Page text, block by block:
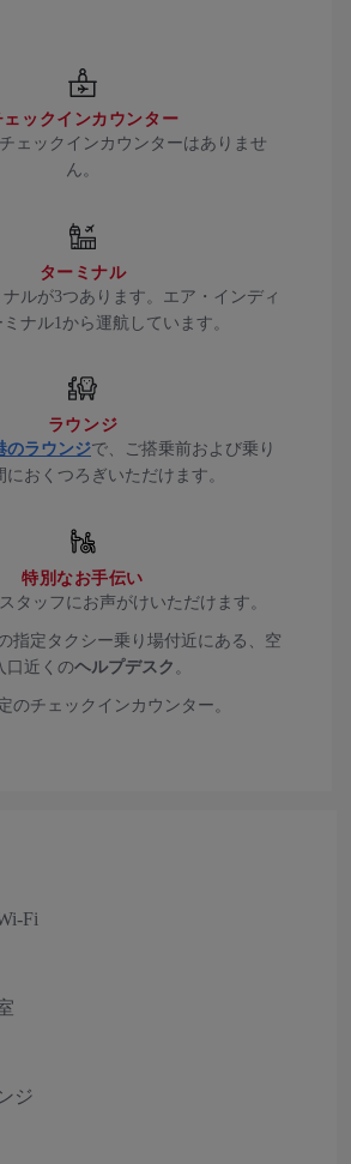
ェックインカウンター
ェックインカウンターはありませ
ん。
ターミナル
ルが3つあります。エア・インディ
ナル1から運航しています。
ラウンジ
のラウンジで、ご搭乗前および乗り
におくつろぎいただけます。
特別なお手伝い
タッフにお声がけいただけます。
指定タクシー乗り場付近にある、空
口近くのヘルプデスク 。
のチェックインカウンター。
Fi
ジ